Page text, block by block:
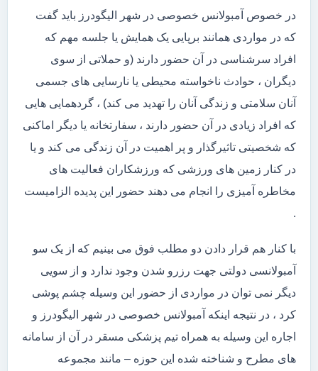
در خصوص آمبولانس خصوصی در شهر الیگودرز باید گفت
که در مواردی همانند برپایی یک همایش یا جلسه مهم که
افراد سرشناسی در آن حضور دارند (و حملاتی از سوی
دیگران ، حوادث ناخواسته محیطی یا نارسایی های جسمی
آنان سلامتی و زندگی آنان را تهدید می کند) ، گردهمایی هایی
که افراد زیادی در آن حضور دارند ، سفارتخانه یا دیگر اماکنی
که شخصیتی تاثیرگذار و پر اهمیت در آن زندگی می کند و یا
در کنار زمین های ورزشی که ورزشکاران فعالیت های
مخاطره آمیزی را انجام می دهند حضور این پدیده الزامیست
.
با کنار هم قرار دادن دو مطلب فوق می بینیم که از یک سو
آمبولانسی دولتی جهت رزرو شدن وجود ندارد و از سویی
دیگر نمی توان در مواردی از حضور این وسیله چشم پوشی
کرد ، در نتیجه اینکه آمبولانس خصوصی در شهر الیگودرز و
اجاره این وسیله به همراه تیم پزشکی مسقر در آن از سامانه
های مطرح و شناخته شده این حوزه – مانند مجموعه